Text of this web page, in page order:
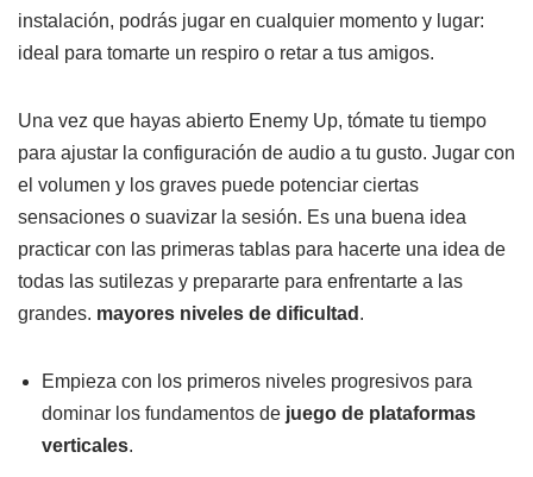
instalación, podrás jugar en cualquier momento y lugar:
ideal para tomarte un respiro o retar a tus amigos.
Una vez que hayas abierto Enemy Up, tómate tu tiempo
para ajustar la configuración de audio a tu gusto. Jugar con
el volumen y los graves puede potenciar ciertas
sensaciones o suavizar la sesión. Es una buena idea
practicar con las primeras tablas para hacerte una idea de
todas las sutilezas y prepararte para enfrentarte a las
grandes. mayores niveles de dificultad .
Empieza con los primeros niveles progresivos para
dominar los fundamentos de juego de plataformas
verticales.